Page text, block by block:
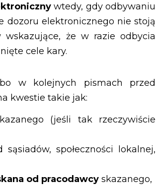
wtedy, gdyodbywaniu
dozoru elektronicznego nie stoją
wskazujące, że w razie odbycia
cele kary.
w kolejnych pismach przed
kwestie takie jak:
(jeśli tak rzeczywiście
społeczności lokalnej,
od pracodawcy skazanego,